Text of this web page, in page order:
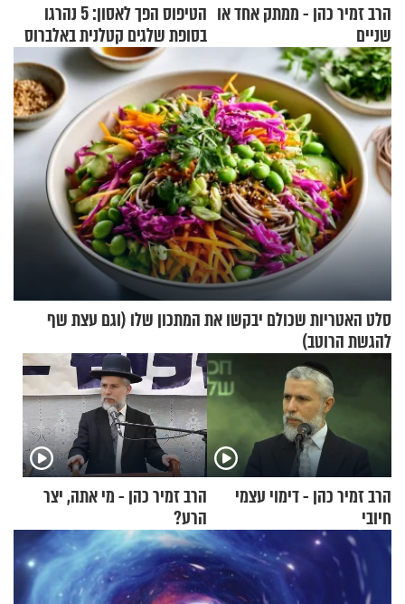
הרב זמיר כהן - ממתק אחד או
שניים
הטיפוס הפך לאסון: 5 נהרגו
בסופת שלגים קטלנית באלברוס
סלט האטריות שכולם יבקשו את המתכון שלו (וגם עצת שף
להגשת הרוטב)
הרב זמיר כהן - דימוי עצמי
חיובי
הרב זמיר כהן - מי אתה, יצר
הרע?